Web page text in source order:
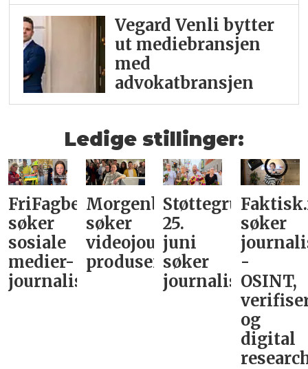
Vegard Venli bytter
ut mediebransjen
med
advokatbransjen
Ledige stillinger:
FriFagbevegelse
søker
sosiale
medier-
journalist
Morgenbladet
søker
videojournalist/podkast-
produsent
Støttegruppa
25.
juni
søker
journalist
søker
-
OSINT,
og
digital